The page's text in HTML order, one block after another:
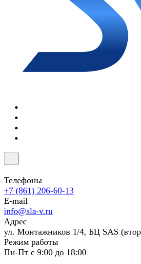
Телефоны
+7 (861) 206-60-13
E-mail
info@sla-v.ru
Адрес
ул. Монтажников 1/4, БЦ SAS
Режим работы
Пн-Пт с 9:00 до 18:00